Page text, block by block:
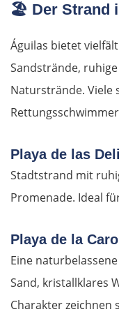
🏖️ Der Strand
Águilas bietet
Sandstrände,
Naturstrände. Viele
Playa de las
Stadtstrand mit
Promenade. Ideal
Playa de la
Eine
Sand, kristallklares
Charakter zeichnen
Mělník
Beroun
Deutschland
Cham
Regensburg